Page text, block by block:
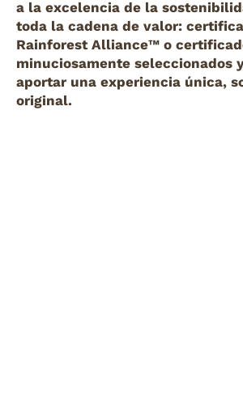
a la excelencia de la
toda la cadena de valor:
Rainforest Alliance™ o
minuciosamente seleccionados
aportar una experiencia única,
original.